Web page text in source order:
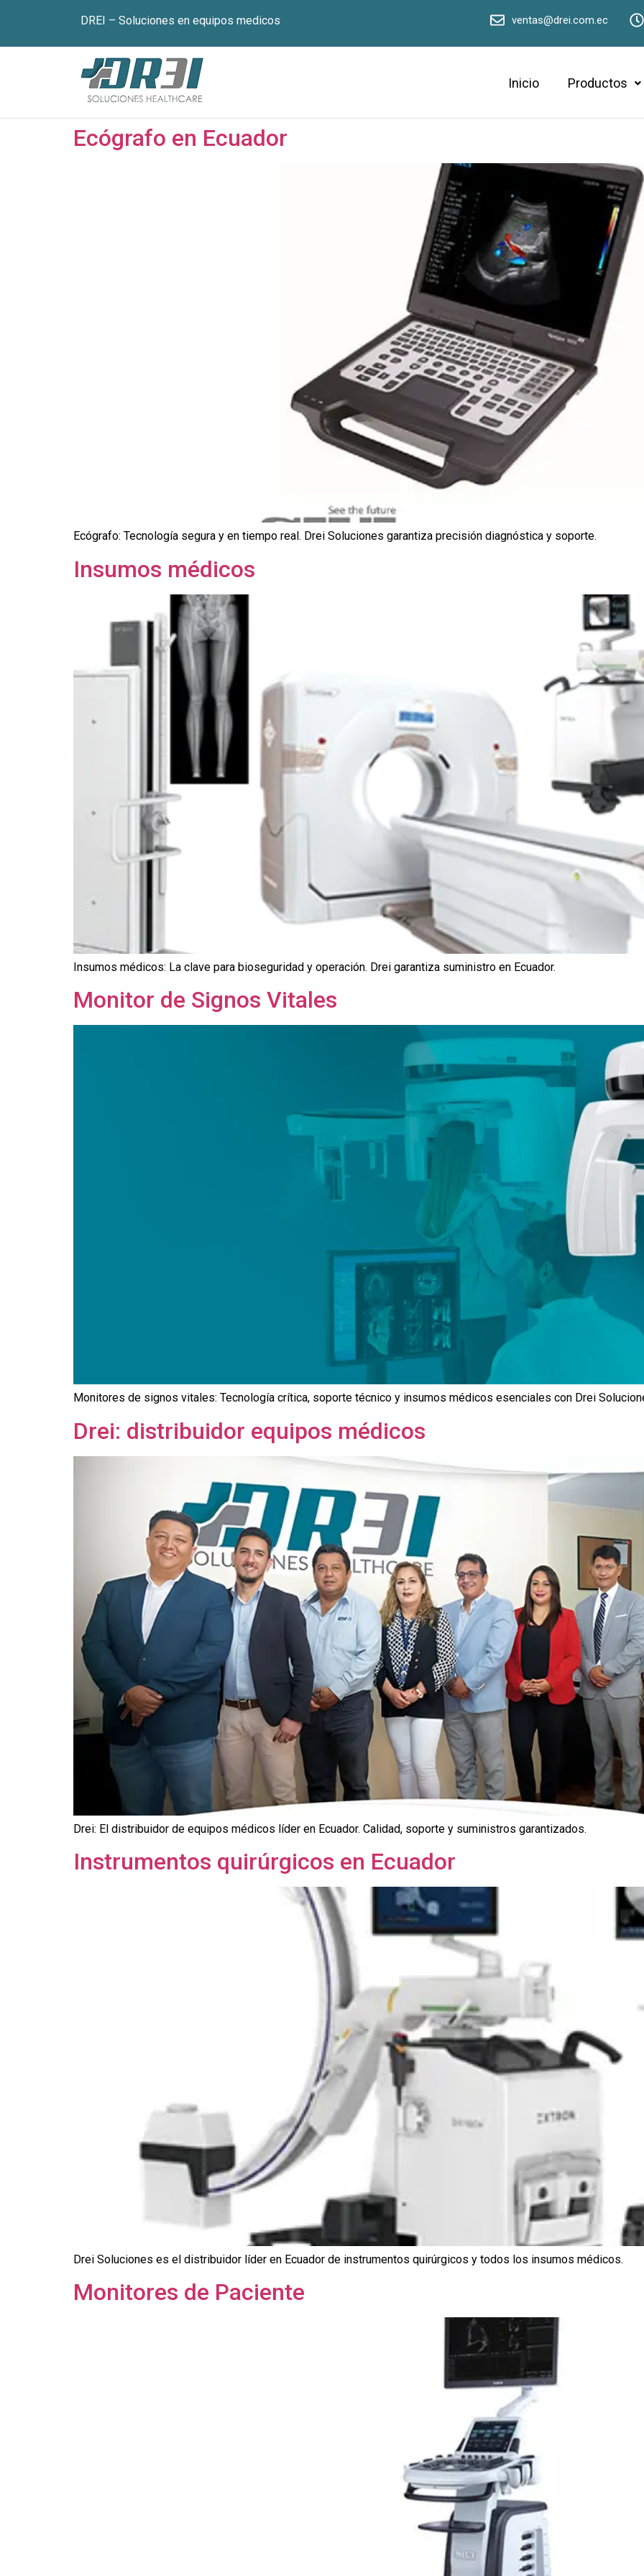
DREI – Soluciones en equipos medicos ventas@drei.com.ec
Inicio Productos
Ecógrafo en Ecuador
Ecógrafo: Tecnología segura y en tiempo real. Drei Soluciones garantiza precisión diagnóstica y soporte.
Insumos médicos
Insumos médicos: La clave para bioseguridad y operación. Drei garantiza suministro en Ecuador.
Monitor de Signos Vitales
Monitores de signos vitales: Tecnología crítica, soporte técnico y insumos médicos esenciales con Drei
Drei: distribuidor equipos médicos
Drei: El distribuidor de equipos médicos líder en Ecuador. Calidad, soporte y suministros garantizados.
Instrumentos quirúrgicos en Ecuador
Drei Soluciones es el distribuidor líder en Ecuador de instrumentos quirúrgicos y todos los insumos médicos.
Monitores de Paciente